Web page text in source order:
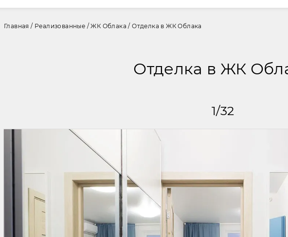
Главная / Реализованные /ЖК Облака /Отделка в ЖК Облака
Отделка в ЖК
1/32